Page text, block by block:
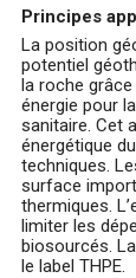
Principes
La position
potentiel
la roche
énergie pour
sanitaire. Cet
énergétique
techniques.
surface
thermiques.
limiter les
biosourcés.
le label THPE.